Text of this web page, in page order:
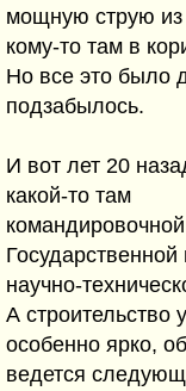
мощную струю из
кому-то там в
Но все это было
подзабылось.
И вот лет 20
какой-то там
Государственной
научно-
А строительство
особенно ярко,
ведется